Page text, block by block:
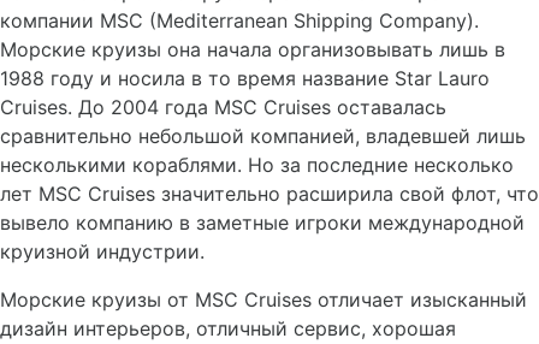
компании MSC (Mediterranean Shipping Company).
Морские круизы она начала организовывать лишь в
1988 году и носила в то время название Star Lauro
Cruises. До 2004 года MSC Cruises оставалась
сравнительно небольшой компанией, владевшей лишь
несколькими кораблями. Но за последние несколько
лет MSC Cruises значительно расширила свой флот, что
вывело компанию в заметные игроки международной
круизной индустрии.
Морские круизы от MSC Cruises отличает изысканный
дизайн интерьеров, отличный сервис, хорошая